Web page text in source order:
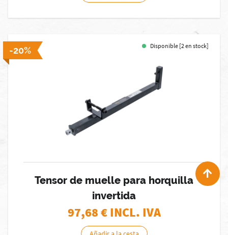
-20% Disponible [2 en stock]
Tensor de muelle para horquilla
invertida
97,68€ INCL. IVA